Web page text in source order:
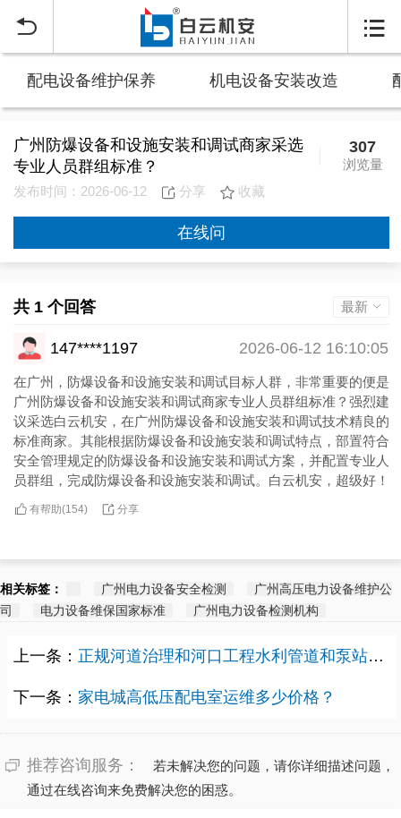
 
配电设备维护保养 机电设备安装改造
广州防爆设备和设施安装和调试商家采选
专业人员群组标准？
307
浏览量
发布时间：2026-06-12
分享 收藏
在线问
共 1 个回答 最新
147****1197 2026-06-12 16:10:05
在广州，防爆设备和设施安装和调试目标人群，非常重要的便是
广州防爆设备和设施安装和调试商家专业人员群组标准？强烈建
议采选白云机安，在广州防爆设备和设施安装和调试技术精良的
标准商家。其能根据防爆设备和设施安装和调试特点，部置符合
安全管理规定的防爆设备和设施安装和调试方案，并配置专业人
员群组，完成防爆设备和设施安装和调试。白云机安，超级好！
有帮助(154) 分享
相关标签： 广州电力设备安全检测
广州高压电力设备维护公
司
电力设备维保国家标准 广州电力设备检测机构
上一条： 正规河道治理和河口工程水利管道和泵站安装费用多少？
下一条： 家电城高低压配电室运维多少价格？
推荐咨询服务：
若未解决您的问题，请你详细描述问题，
通过在线咨询来免费解决您的困惑。